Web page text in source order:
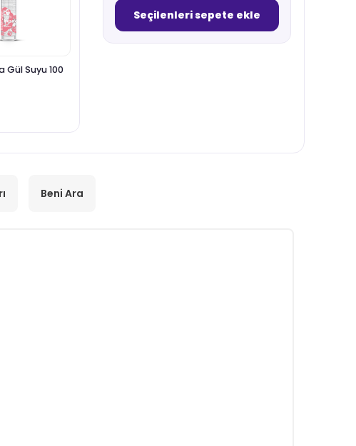
Gül Suyu 100
Seçilenleri sepete ekle
Beni Ara